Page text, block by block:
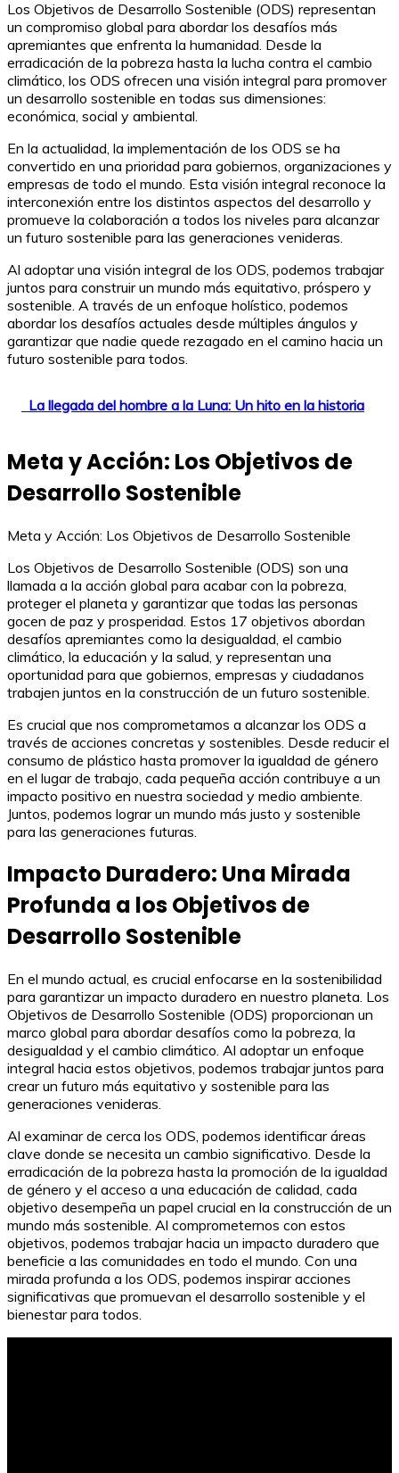
Los Objetivos de Desarrollo Sostenible (ODS) representan
un compromiso global para abordar los desafíos más
apremiantes que enfrenta la humanidad. Desde la
erradicación de la pobreza hasta la lucha contra el cambio
climático, los ODS ofrecen una visión integral para promover
un desarrollo sostenible en todas sus dimensiones:
económica, social y ambiental.
En la actualidad, la implementación de los ODS se ha
convertido en una prioridad para gobiernos, organizaciones y
empresas de todo el mundo. Esta visión integral reconoce la
interconexión entre los distintos aspectos del desarrollo y
promueve la colaboración a todos los niveles para alcanzar
un futuro sostenible para las generaciones venideras.
Al adoptar una visión integral de los ODS, podemos trabajar
juntos para construir un mundo más equitativo, próspero y
sostenible. A través de un enfoque holístico, podemos
abordar los desafíos actuales desde múltiples ángulos y
garantizar que nadie quede rezagado en el camino hacia un
futuro sostenible para todos.
La llegada del hombre a la Luna: Un hito en la historia
Meta y Acción: Los Objetivos de
Desarrollo Sostenible
Meta y Acción: Los Objetivos de Desarrollo Sostenible
Los Objetivos de Desarrollo Sostenible (ODS) son una
llamada a la acción global para acabar con la pobreza,
proteger el planeta y garantizar que todas las personas
gocen de paz y prosperidad. Estos 17 objetivos abordan
desafíos apremiantes como la desigualdad, el cambio
climático, la educación y la salud, y representan una
oportunidad para que gobiernos, empresas y ciudadanos
trabajen juntos en la construcción de un futuro sostenible.
Es crucial que nos comprometamos a alcanzar los ODS a
través de acciones concretas y sostenibles. Desde reducir el
consumo de plástico hasta promover la igualdad de género
en el lugar de trabajo, cada pequeña acción contribuye a un
impacto positivo en nuestra sociedad y medio ambiente.
Juntos, podemos lograr un mundo más justo y sostenible
para las generaciones futuras.
Impacto Duradero: Una Mirada
Profunda a los Objetivos de
Desarrollo Sostenible
En el mundo actual, es crucial enfocarse en la sostenibilidad
para garantizar un impacto duradero en nuestro planeta. Los
Objetivos de Desarrollo Sostenible (ODS) proporcionan un
marco global para abordar desafíos como la pobreza, la
desigualdad y el cambio climático. Al adoptar un enfoque
integral hacia estos objetivos, podemos trabajar juntos para
crear un futuro más equitativo y sostenible para las
generaciones venideras.
Al examinar de cerca los ODS, podemos identificar áreas
clave donde se necesita un cambio significativo. Desde la
erradicación de la pobreza hasta la promoción de la igualdad
de género y el acceso a una educación de calidad, cada
objetivo desempeña un papel crucial en la construcción de un
mundo más sostenible. Al comprometernos con estos
objetivos, podemos trabajar hacia un impacto duradero que
beneficie a las comunidades en todo el mundo. Con una
mirada profunda a los ODS, podemos inspirar acciones
significativas que promuevan el desarrollo sostenible y el
bienestar para todos.